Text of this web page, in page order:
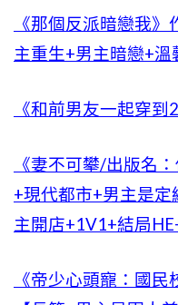
《那個反派暗戀我
主重生+男主暗戀+溫
《和前男友一起穿
《妻不可攀/出版名
+現代都市+男主是
主開店+1V1+結局
《帝少心頭寵：國